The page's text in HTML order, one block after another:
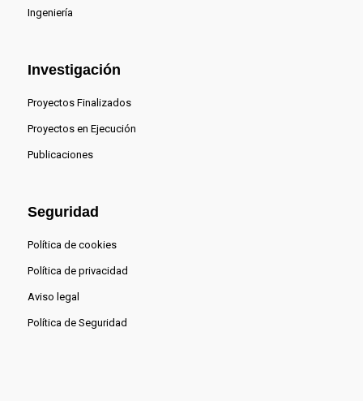
Ingeniería
Investigación
Proyectos Finalizados
Proyectos en Ejecución
Publicaciones
Seguridad
Política de cookies
Política de privacidad
Aviso legal
Política de Seguridad